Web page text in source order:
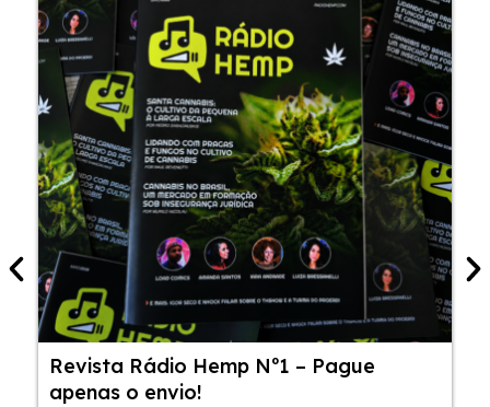
Revista Rádio Hemp Nº1 – Pague
apenas o envio!